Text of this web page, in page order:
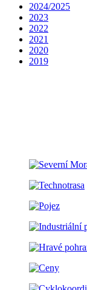
2024/2025
2023
2022
2021
2020
2019